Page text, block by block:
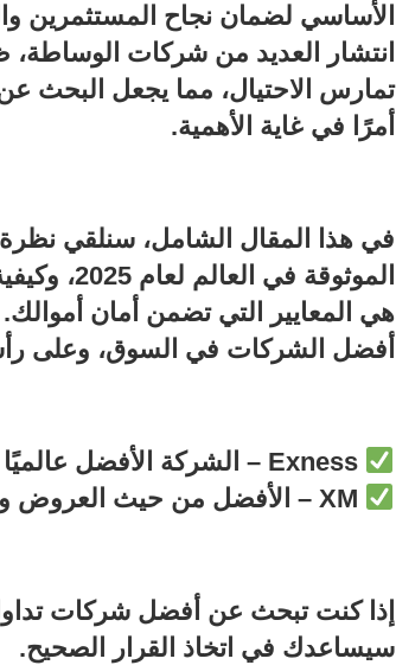
الأساسي لضمان نجاح المستثمرين
انتشار العديد من شركات
تمارس الاحتيال، مما يجعل البحث
أمرًا في غاية الأهمية.
في هذا المقال الشامل، سنلقي
الموثوقة في العالم لعام 2025
،
هي المعايير التي تضمن أمان
أفضل الشركات في السوق، وعلى
Exness – الشركة الأفضل عالميًا من حيث الموثوقية والتنظيم
XM – الأفضل من حيث العروض والبونصات المستمرة
إذا كنت تبحث عن أفضل شركات
سيساعدك في اتخاذ القرار الصحيح.